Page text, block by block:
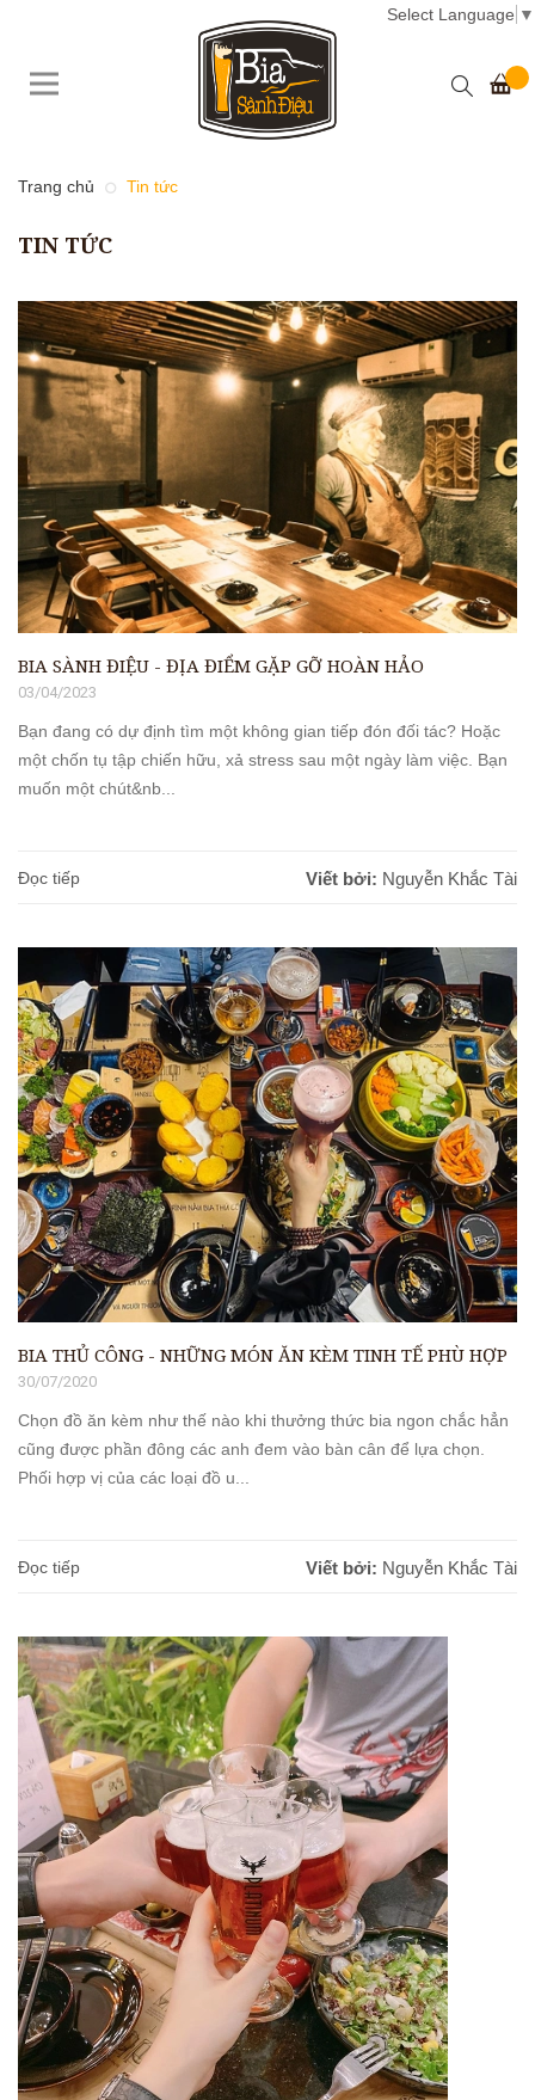
Select Language ▼
Trang chủ Tin tức
TIN TỨC
BIA SÀNH ĐIỆU - ĐỊA ĐIỂM GẶP GỠ HOÀN HẢO
03/04/2023
Bạn đang có dự định tìm một không gian tiếp đón đối tác? Hoặc
một chốn tụ tập chiến hữu, xả stress sau một ngày làm việc. Bạn
muốn một chút&nb...
Đọc tiếp Viết bởi: Nguyễn Khắc Tài
BIA THỦ CÔNG - NHỮNG MÓN ĂN KÈM TINH TẾ PHÙ HỢP
30/07/2020
Chọn đồ ăn kèm như thế nào khi thưởng thức bia ngon chắc hẳn
cũng được phần đông các anh đem vào bàn cân để lựa chọn.
Phối hợp vị của các loại đồ u...
Đọc tiếp Viết bởi: Nguyễn Khắc Tài